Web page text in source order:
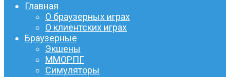
Главная
О браузерных играх
О клиентских играх
Браузерные
Экшены
ММОРПГ
Симуляторы